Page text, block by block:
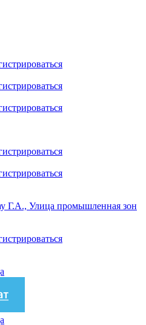
Г.А., Улица промышленная зон